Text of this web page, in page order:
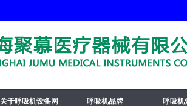
关于呼吸机设备网 呼吸机品牌 呼吸机